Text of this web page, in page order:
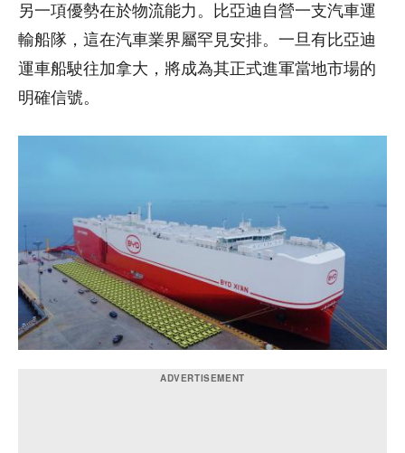
另一項優勢在於物流能力。比亞迪自營一支汽車運
輸船隊，這在汽車業界屬罕見安排。一旦有比亞迪
運車船駛往加拿大，將成為其正式進軍當地市場的
明確信號。